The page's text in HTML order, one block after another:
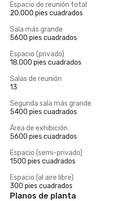
Espacio de reunión total
20.000 pies cuadrados
Sala más grande
5600 pies cuadrados
Espacio (privado)
18.000 pies cuadrados
Salas de reunión
13
Segunda sala más grande
5400 pies cuadrados
Área de exhibición
5600 pies cuadrados
Espacio (semi-privado)
1500 pies cuadrados
Espacio (al aire libre)
300 pies cuadrados
Planos de planta